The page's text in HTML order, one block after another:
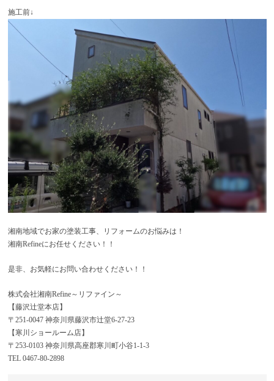
施工前↓
湘南地域でお家の塗装工事、リフォームのお悩みは！
湘南Refineにお任せください！！
是非、お気軽にお問い合わせください！！
株式会社湘南Refine～リファイン～
【藤沢辻堂本店】
〒251-0047 神奈川県藤沢市辻堂6-27-23
【寒川ショールーム店】
〒253-0103 神奈川県高座郡寒川町小谷1-1-3
TEL 0467-80-2898